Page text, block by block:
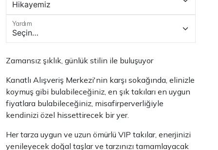
Yardım
Zamansız şıklık, günlük stilin ile buluşuyor
Kanatlı Alışveriş Merkezi'nin karşı sokağında, elinizle
koymuş gibi bulabileceğiniz, en şık takıları en uygun
fiyatlara bulabileceğiniz, misafirperverliğiyle
kendinizi özel hissettirecek bir yer.
Her tarza uygun ve uzun ömürlü VIP takılar, enerjinizi
yenileyecek doğal taşlar ve tarzınızı tamamlayacak